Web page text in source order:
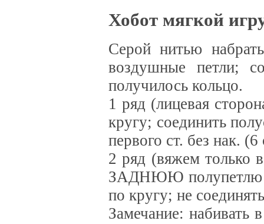
Хобот мягкой
Серой нитью
воздушные петли;
получилось кольцо.
1 ряд (лицевая
кругу; соединить
первого ст. без нак. (6
2 ряд (вяжем только
ЗАДНЮЮ полупетлю
по кругу; не
Замечание: набивать